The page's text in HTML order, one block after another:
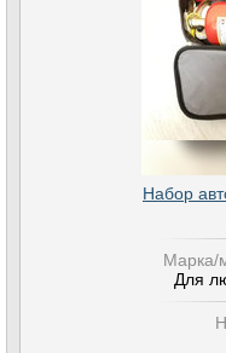
Набор
Марка/
Для